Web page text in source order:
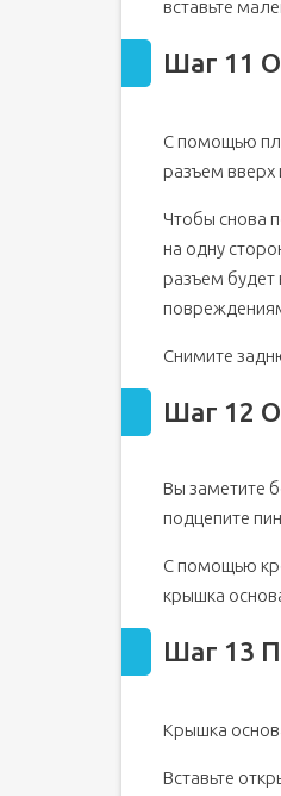
вставьте
Шаг 11
С помощью
разъем вверх
Чтобы снова
на одну
разъем будет
Снимите
Шаг 12
Вы заметите
подцепите
С помощью
крышка
Шаг 13
Крышка
Вставьте